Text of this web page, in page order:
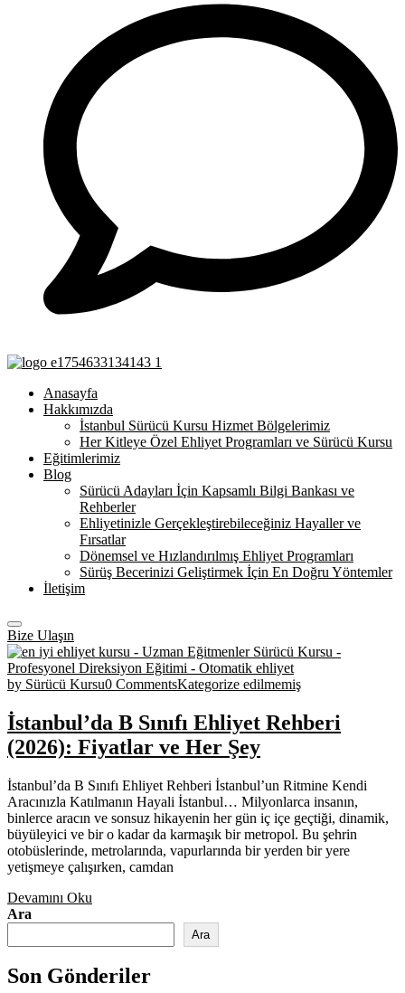
Anasayfa
Hakkımızda
İstanbul Sürücü Kursu Hizmet Bölgelerimiz
Her Kitleye Özel Ehliyet Programları ve Sürücü Kursu
Eğitimlerimiz
Blog
Sürücü Adayları İçin Kapsamlı Bilgi Bankası ve
Rehberler
Ehliyetinizle Gerçekleştirebileceğiniz Hayaller ve
Fırsatlar
Dönemsel ve Hızlandırılmış Ehliyet Programları
Sürüş Becerinizi Geliştirmek İçin En Doğru Yöntemler
İletişim
Bize Ulaşın
by Sürücü Kursu0 CommentsKategorize edilmemiş
İstanbul’da B Sınıfı Ehliyet Rehberi
(2026): Fiyatlar ve Her Şey
İstanbul’da B Sınıfı Ehliyet Rehberi İstanbul’un Ritmine Kendi
Aracınızla Katılmanın Hayali İstanbul… Milyonlarca insanın,
binlerce aracın ve sonsuz hikayenin her gün iç içe geçtiği, dinamik,
büyüleyici ve bir o kadar da karmaşık bir metropol. Bu şehrin
otobüslerinde, metrolarında, vapurlarında bir yerden bir yere
yetişmeye çalışırken, camdan
Devamını Oku
Ara
Ara
Son Gönderiler